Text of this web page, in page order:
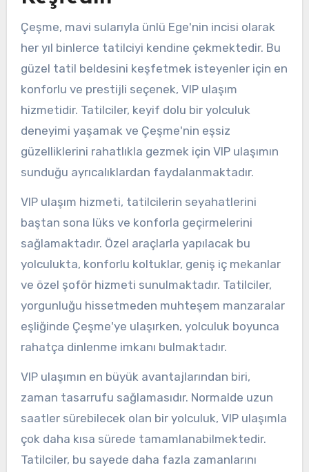
Çeşme, mavi sularıyla ünlü Ege'nin incisi olarak
her yıl binlerce tatilciyi kendine çekmektedir. Bu
güzel tatil beldesini keşfetmek isteyenler için en
konforlu ve prestijli seçenek, VIP ulaşım
hizmetidir. Tatilciler, keyif dolu bir yolculuk
deneyimi yaşamak ve Çeşme'nin eşsiz
güzelliklerini rahatlıkla gezmek için VIP ulaşımın
sunduğu ayrıcalıklardan faydalanmaktadır.
VIP ulaşım hizmeti, tatilcilerin seyahatlerini
baştan sona lüks ve konforla geçirmelerini
sağlamaktadır. Özel araçlarla yapılacak bu
yolculukta, konforlu koltuklar, geniş iç mekanlar
ve özel şoför hizmeti sunulmaktadır. Tatilciler,
yorgunluğu hissetmeden muhteşem manzaralar
eşliğinde Çeşme'ye ulaşırken, yolculuk boyunca
rahatça dinlenme imkanı bulmaktadır.
VIP ulaşımın en büyük avantajlarından biri,
zaman tasarrufu sağlamasıdır. Normalde uzun
saatler sürebilecek olan bir yolculuk, VIP ulaşımla
çok daha kısa sürede tamamlanabilmektedir.
Tatilciler, bu sayede daha fazla zamanlarını